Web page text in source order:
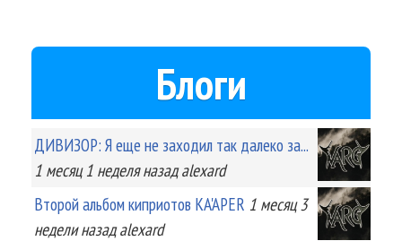
Блоги
ДИВИЗОР: Я еще не заходил так далеко за...
1 месяц 1 неделяназад alexard
Второй альбом киприотов KA'APER 1 месяц 3
неделиназад alexard